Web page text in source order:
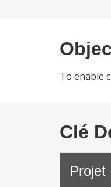
To enable
Clé
Projet